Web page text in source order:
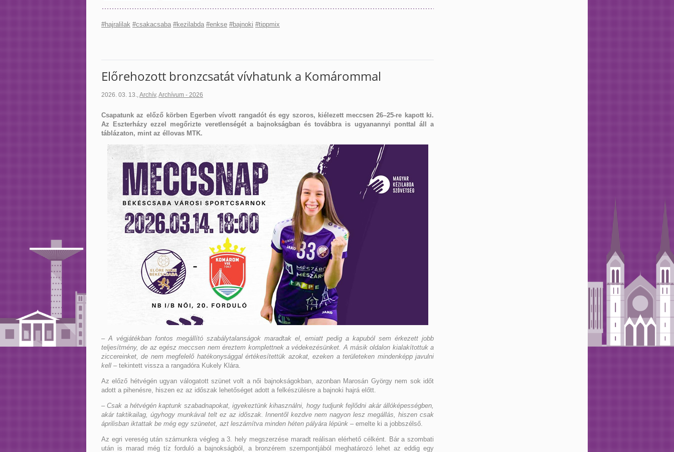
#hajralilak #csakacsaba #kezilabda #enkse #bajnoki #tippmix
Előrehozott bronzcsatát vívhatunk a Komárommal
2026. 03. 13.,Archív,Archívum - 2026
Csapatunk az előző körben Egerben vívott rangadót és egy szoros, kiélezett meccsen 26–25-re kapott ki.
Az Eszterházy ezzel megőrizte veretlenségét a bajnokságban és továbbra is ugyanannyi ponttal áll a
táblázaton, mint az éllovas MTK.
– A végjátékban fontos megállító szabálytalanságok maradtak el, emiatt pedig a kapuból sem érkezett jobb
teljesítmény, de az egész meccsen nem éreztem komplettnek a védekezésünket. A másik oldalon kialakítottuk a
ziccereinket, de nem megfelelő hatékonysággal értékesítettük azokat, ezeken a területeken mindenképp javulni
kell – tekintett vissza a rangadóra Kukely Klára.
Az előző hétvégén ugyan válogatott szünet volt a női bajnokságokban, azonban Marosán György nem sok időt
adott a pihenésre, hiszen ez az időszak lehetőséget adott a felkészülésre a bajnoki hajrá előtt.
– Csak a hétvégén kaptunk szabadnapokat, igyekeztünk kihasználni, hogy tudjunk fejlődni akár állóképességben,
akár taktikailag, úgyhogy munkával telt ez az időszak. Innentől kezdve nem nagyon lesz megállás, hiszen csak
áprilisban iktattak be még egy szünetet, azt leszámítva minden héten pályára lépünk – emelte ki a jobbszélső.
Az egri vereség után számunkra végleg a 3. hely megszerzése maradt reálisan elérhető célként. Bár a szombati
után is marad még tíz forduló a bajnokságból, a bronzérem szempontjából meghatározó lehet az eddig egy